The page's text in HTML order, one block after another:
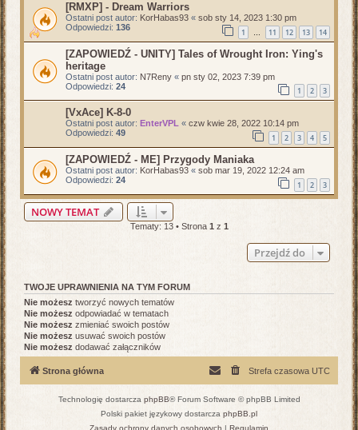
[RMXP] - Dream Warriors
Ostatni post autor: KorHabas93 « sob sty 14, 2023 1:30 pm
Odpowiedzi: 136 1 … 11 12 13 14
[ZAPOWIEDŹ - UNITY] Tales of Wrought Iron: Ying's
heritage
Ostatni post autor: N7Reny « pn sty 02, 2023 7:39 pm
Odpowiedzi: 24 1 2 3
[VxAce] K-8-0
Ostatni post autor: EnterVPL « czw kwie 28, 2022 10:14 pm
Odpowiedzi: 49 1 2 3 4 5
[ZAPOWIEDŹ - ME] Przygody Maniaka
Ostatni post autor: KorHabas93 « sob mar 19, 2022 12:24 am
Odpowiedzi: 24 1 2 3
NOWY TEMAT
Tematy: 13 • Strona 1 z 1
Przejdź do
TWOJE UPRAWNIENIA NA TYM FORUM
Nie możesz tworzyć nowych tematów
Nie możesz odpowiadać w tematach
Nie możesz zmieniać swoich postów
Nie możesz usuwać swoich postów
Nie możesz dodawać załączników
Strona główna Strefa czasowa UTC
Technologię dostarcza phpBB® Forum Software © phpBB Limited
Polski pakiet językowy dostarcza phpBB.pl
Zasady ochrony danych osobowych | Regulamin